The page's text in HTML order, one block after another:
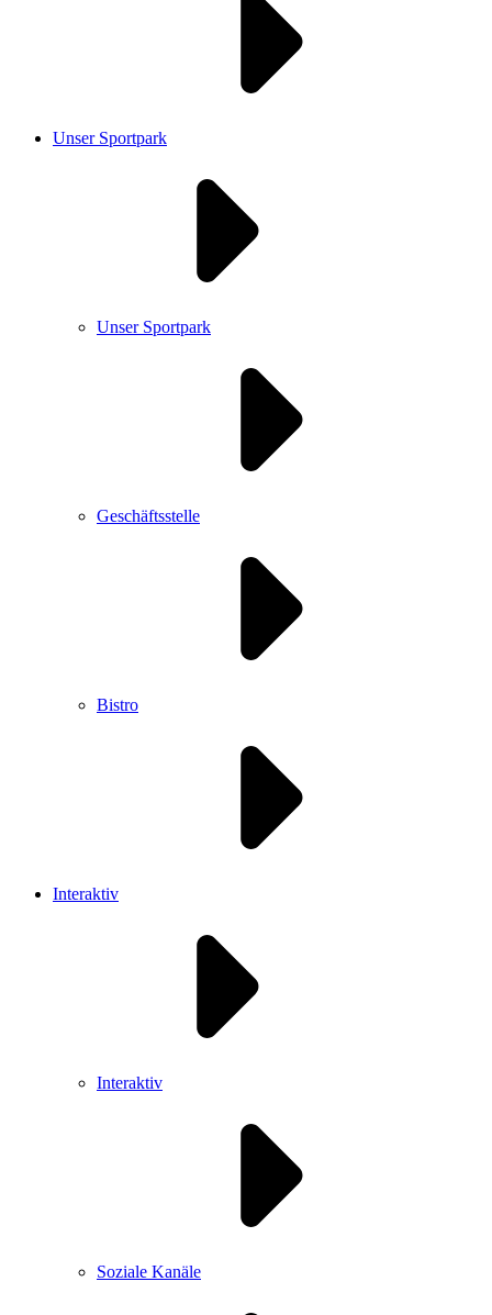
Unser Sportpark
Unser Sportpark
Geschäftsstelle
Bistro
Interaktiv
Interaktiv
Soziale Kanäle